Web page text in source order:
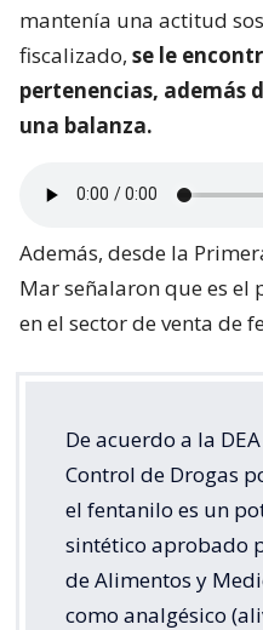
mantenía una actitud
fiscalizado, se le
pertenencias, además
una balanza.
Además, desde la
Mar señalaron que es el
en el sector de venta de
De acuerdo a la
Control de Drogas
el fentanilo es un
sintético aprobado
de Alimentos y
como analgésico